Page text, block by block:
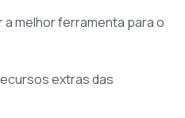
melhor ferramenta para o
extras das